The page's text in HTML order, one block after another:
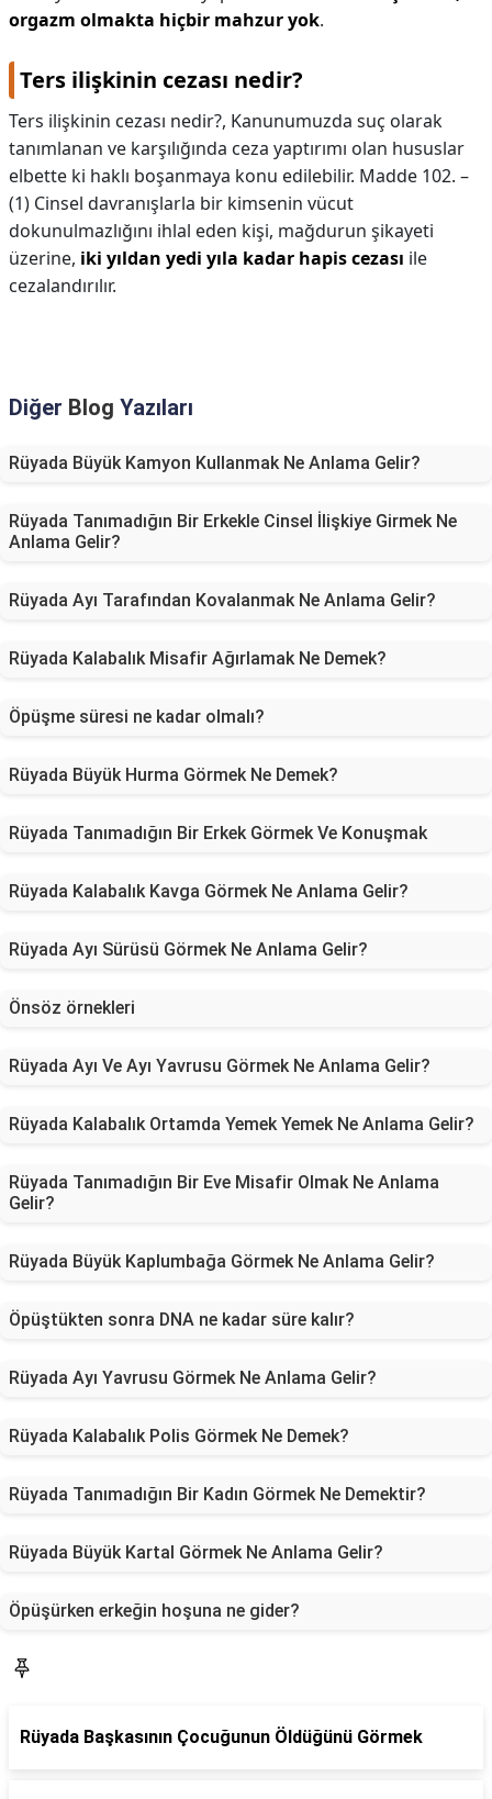
orgazm olmakta hiçbir mahzur yok.
Ters ilişkinin cezası nedir?
Ters ilişkinin cezası nedir?, Kanunumuzda suç olarak
tanımlanan ve karşılığında ceza yaptırımı olan hususlar
elbette ki haklı boşanmaya konu edilebilir. Madde 102. –
(1) Cinsel davranışlarla bir kimsenin vücut
dokunulmazlığını ihlal eden kişi, mağdurun şikayeti
üzerine, iki yıldan yedi yıla kadar hapis cezası ile
cezalandırılır.
Diğer Blog Yazıları
Rüyada Büyük Kamyon Kullanmak Ne Anlama Gelir?
Rüyada Tanımadığın Bir Erkekle Cinsel İlişkiye Girmek Ne
Anlama Gelir?
Rüyada Ayı Tarafından Kovalanmak Ne Anlama Gelir?
Rüyada Kalabalık Misafir Ağırlamak Ne Demek?
Öpüşme süresi ne kadar olmalı?
Rüyada Büyük Hurma Görmek Ne Demek?
Rüyada Tanımadığın Bir Erkek Görmek Ve Konuşmak
Rüyada Kalabalık Kavga Görmek Ne Anlama Gelir?
Rüyada Ayı Sürüsü Görmek Ne Anlama Gelir?
Önsöz örnekleri
Rüyada Ayı Ve Ayı Yavrusu Görmek Ne Anlama Gelir?
Rüyada Kalabalık Ortamda Yemek Yemek Ne Anlama Gelir?
Rüyada Tanımadığın Bir Eve Misafir Olmak Ne Anlama
Gelir?
Rüyada Büyük Kaplumbağa Görmek Ne Anlama Gelir?
Öpüştükten sonra DNA ne kadar süre kalır?
Rüyada Ayı Yavrusu Görmek Ne Anlama Gelir?
Rüyada Kalabalık Polis Görmek Ne Demek?
Rüyada Tanımadığın Bir Kadın Görmek Ne Demektir?
Rüyada Büyük Kartal Görmek Ne Anlama Gelir?
Öpüşürken erkeğin hoşuna ne gider?
Rüyada Başkasının Çocuğunun Öldüğünü Görmek